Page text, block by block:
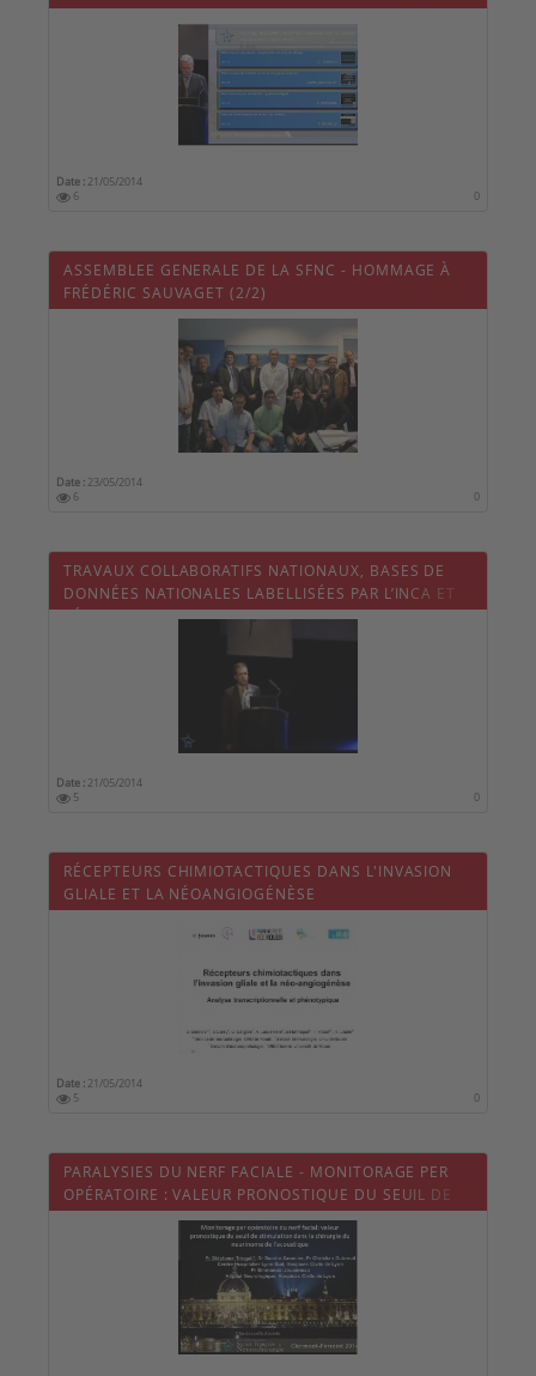
CLASSIFICATION ET PRISE EN CHARGE
Date : 21/05/2014
6
0
ASSEMBLEE GENERALE DE LA SFNC - HOMMAGE À
FRÉDÉRIC SAUVAGET (2/2)
Date : 23/05/2014
6
0
TRAVAUX COLLABORATIFS NATIONAUX, BASES DE
DONNÉES NATIONALES LABELLISÉES PAR L’INCA ET
RÉUNIONS DE CONCERTATION PLURIDISCIPLINAIRE
Date : 21/05/2014
5
0
RÉCEPTEURS CHIMIOTACTIQUES DANS L'INVASION
GLIALE ET LA NÉOANGIOGÉNÈSE
Date : 21/05/2014
5
0
PARALYSIES DU NERF FACIALE - MONITORAGE PER
OPÉRATOIRE : VALEUR PRONOSTIQUE DU SEUIL DE
STIMULATION DANS LA CHIRURGIE DU NEURINOME
DE L'ACOUSTIQUE